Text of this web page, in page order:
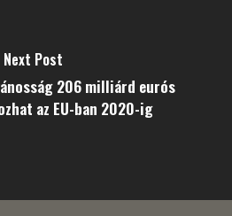
Next Post
206 milliárd eurós
az EU-ban 2020-ig